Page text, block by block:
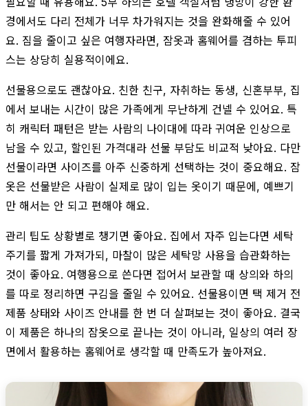
경에서도 다리 전체가 너무 차가워지는 것을 완화해줄 수 있어
요. 짐을 줄이고 싶은 여행자라면, 잠옷과 홈웨어를 겸하는 투피
스는 상당히 실용적이에요.
선물용으로도 괜찮아요. 친한 친구, 자취하는 동생, 신혼부부, 집
에서 보내는 시간이 많은 가족에게 무난하게 건넬 수 있어요. 특
히 캐릭터 패턴은 받는 사람의 나이대에 따라 귀여운 인상으로
남을 수 있고, 할인된 가격대라 선물 부담도 비교적 낮아요. 다만
선물이라면 사이즈를 아주 신중하게 선택하는 것이 중요해요. 잠
옷은 선물받은 사람이 실제로 많이 입는 옷이기 때문에, 예쁘기
만 해서는 안 되고 편해야 해요.
관리 팁도 상황별로 챙기면 좋아요. 집에서 자주 입는다면 세탁
주기를 짧게 가져가되, 마찰이 많은 세탁망 사용을 습관화하는
것이 좋아요. 여행용으로 쓴다면 접어서 보관할 때 상의와 하의
를 따로 정리하면 구김을 줄일 수 있어요. 선물용이면 택 제거 전
제품 상태와 사이즈 안내를 한 번 더 살펴보는 것이 좋아요. 결국
이 제품은 하나의 잠옷으로 끝나는 것이 아니라, 일상의 여러 장
면에서 활용하는 홈웨어로 생각할 때 만족도가 높아져요.